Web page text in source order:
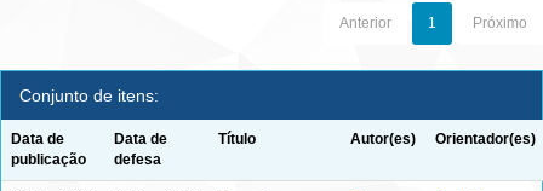
Anterior 1 Próximo
Conjunto de itens:
Data de
publicação
Data de
defesa
Título Autor(es) Orientador(es)